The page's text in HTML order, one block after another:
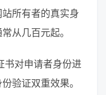
所有者的真实身
从几百元起。
书对申请者身份进
验证双重效果。